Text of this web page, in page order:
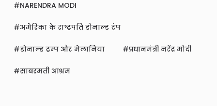
NARENDRA MODI
अमेरिका के राष्ट्रपति डोनाल्ड ट्रंप
डोनाल्ड ट्रम्प और मेलानिया प्रधानमंत्री नरेंद्र मोदी
साबरमती आश्रम